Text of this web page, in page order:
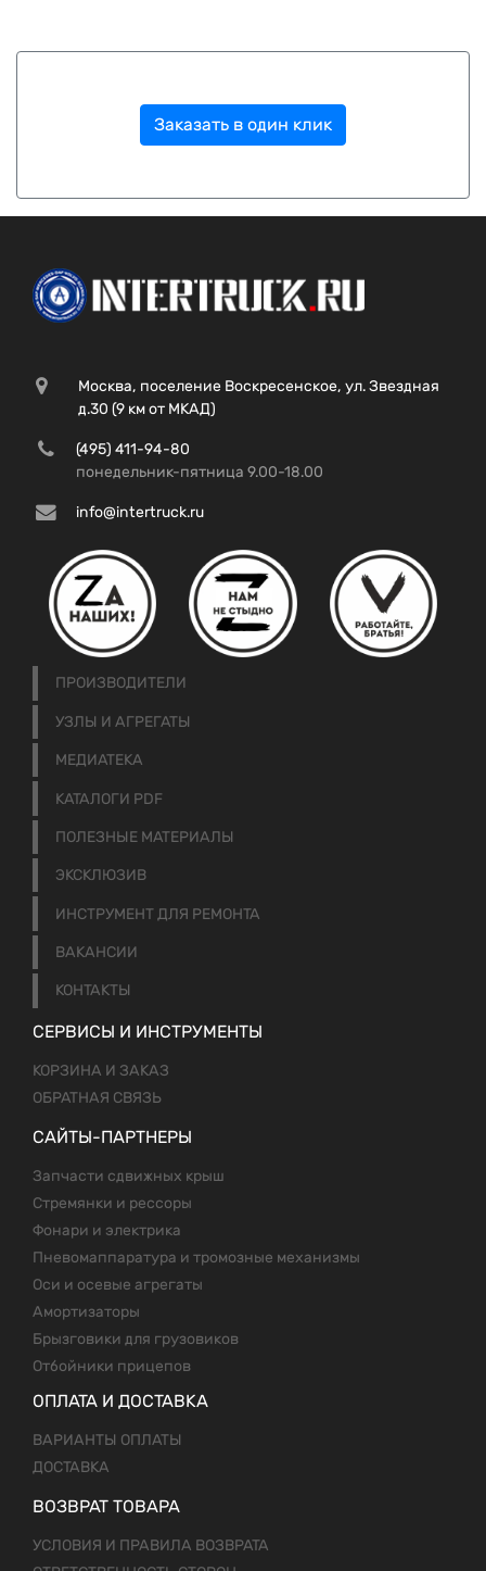
Заказать в один клик
Москва, поселение Воскресенское, ул. Звездная
д.30 (9 км от МКАД)
(495) 411-94-80
понедельник-пятница 9.00-18.00
info@intertruck.ru
ПРОИЗВОДИТЕЛИ
УЗЛЫ И АГРЕГАТЫ
МЕДИАТЕКА
КАТАЛОГИ PDF
ПОЛЕЗНЫЕ МАТЕРИАЛЫ
ЭКСКЛЮЗИВ
ИНСТРУМЕНТ ДЛЯ РЕМОНТА
ВАКАНСИИ
КОНТАКТЫ
СЕРВИСЫ И ИНСТРУМЕНТЫ
КОРЗИНА И ЗАКАЗ
ОБРАТНАЯ СВЯЗЬ
САЙТЫ-ПАРТНЕРЫ
Запчасти сдвижных крыш
Стремянки и рессоры
Фонари и электрика
Пневомаппаратура и тромозные механизмы
Оси и осевые агрегаты
Амортизаторы
Брызговики для грузовиков
Отбойники прицепов
ОПЛАТА И ДОСТАВКА
ВАРИАНТЫ ОПЛАТЫ
ДОСТАВКА
ВОЗВРАТ ТОВАРА
УСЛОВИЯ И ПРАВИЛА ВОЗВРАТА